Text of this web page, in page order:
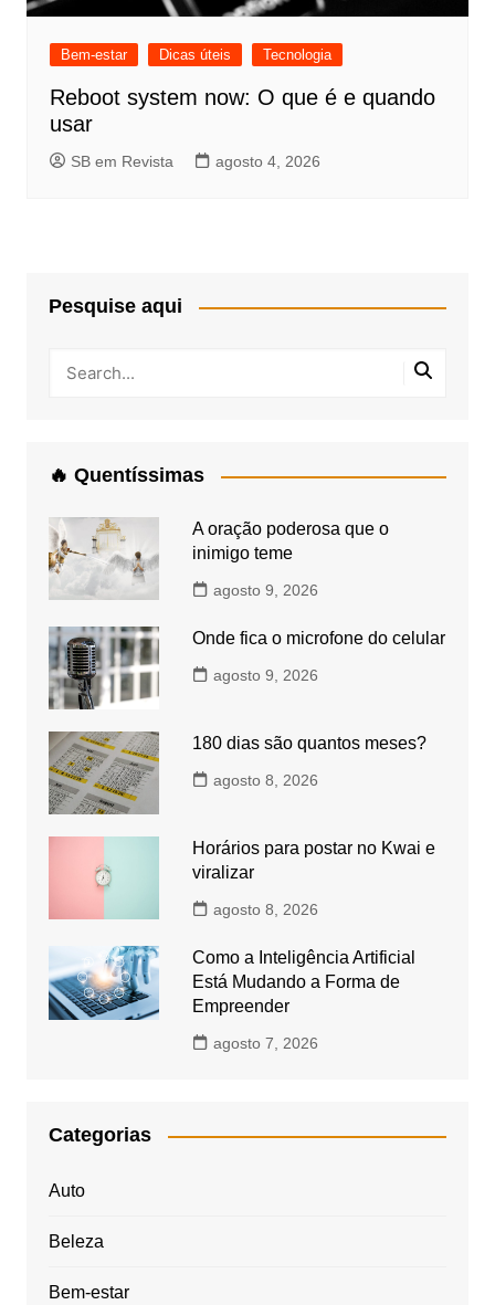
Bem-estar Dicas úteis Tecnologia
Reboot system now: O que é e quando
usar
SB em Revista agosto 4, 2026
Pesquise aqui
🔥 Quentíssimas
A oração poderosa que o
inimigo teme
agosto 9, 2026
Onde fica o microfone do celular
agosto 9, 2026
180 dias são quantos meses?
agosto 8, 2026
Horários para postar no Kwai e
viralizar
agosto 8, 2026
Como a Inteligência Artificial
Está Mudando a Forma de
Empreender
agosto 7, 2026
Categorias
Auto
Beleza
Bem-estar